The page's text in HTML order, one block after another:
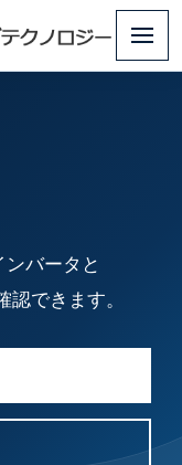
メ
バータと
できます。